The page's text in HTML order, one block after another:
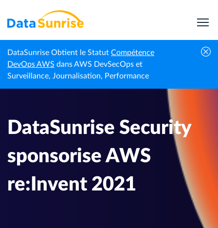
DataSunrise Obtient le Statut Compétence
DevOps AWS dans AWS DevSecOps et
Surveillance, Journalisation, Performance
Accueil
Événements |
DataSunrise
DataSunrise Security sponsorise AWS
re:Invent 2021
DataSunrise Security
sponsorise AWS
re:Invent 2021